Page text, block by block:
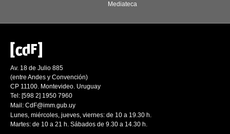
Mediateca
Av. 18 de Julio 885
(entre Andes y Convención)
CP 11100. Montevideo. Uruguay
Tel: [598 2] 1950 7960
Mail: CdF@imm.gub.uy
Lunes, miércoles, jueves, viernes: de 10 a 19.30 h.
Martes: de 10 a 21 h. Sábados de 9.30 a 14.30 h.